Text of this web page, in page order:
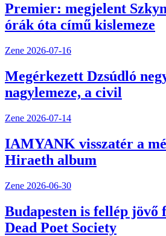
Premier: megjelent
órák óta című kislemeze
Zene 2026-07-16
Megérkezett Dzsúdló
nagylemeze, a civil
Zene 2026-07-14
IAMYANK visszatér a
Hiraeth album
Zene 2026-06-30
Budapesten is fellép jövő
Dead Poet Society